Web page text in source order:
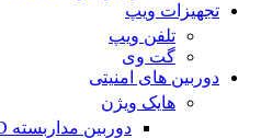
تجهیزات ویپ
تلفن ویپ
گت وی
دوربین های امنیتی
هایک ویژن
دوربین مداربسته TURBO HD